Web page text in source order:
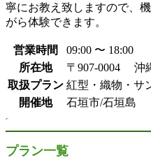
寧にお教え致しますので、
がら体験できます。
営業時間
09:00 〜 18:00
所在地
〒907-0004 沖
取扱プラン 紅型・織物・サ
開催地
石垣市/石垣島
プラン一覧